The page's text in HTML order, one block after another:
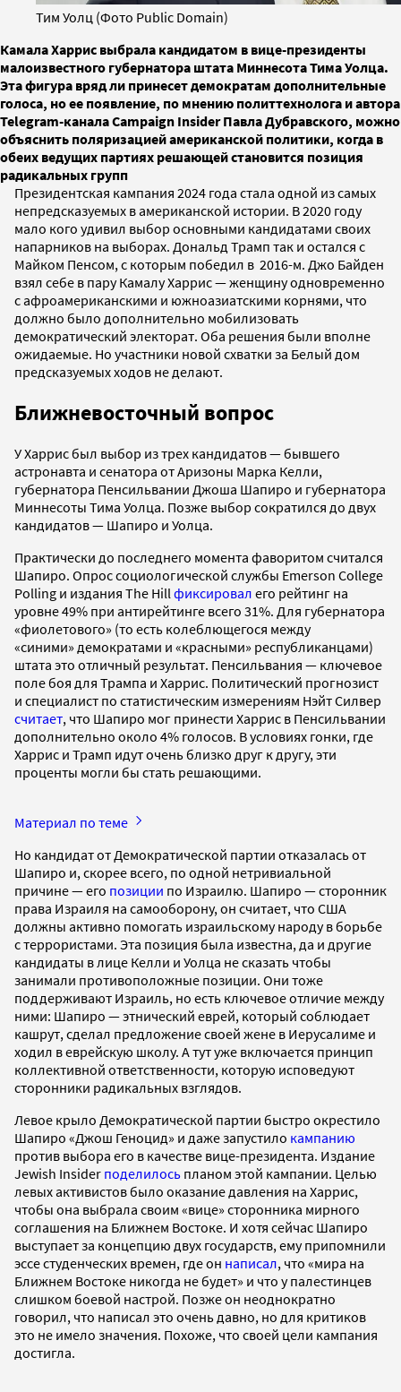
Тим Уолц (Фото Public Domain)
Камала Харрис выбрала кандидатом в вице-президенты
малоизвестного губернатора штата Миннесота Тима Уолца.
Эта фигура вряд ли принесет демократам дополнительные
голоса, но ее появление, по мнению политтехнолога и автора
Telegram-канала Campaign Insider Павла Дубравского, можно
объяснить поляризацией американской политики, когда в
обеих ведущих партиях решающей становится позиция
радикальных групп
Президентская кампания 2024 года стала одной из самых
непредсказуемых в американской истории. В 2020 году
мало кого удивил выбор основными кандидатами своих
напарников на выборах. Дональд Трамп так и остался с
Майком Пенсом, с которым победил в 2016-м. Джо Байден
взял себе в пару Камалу Харрис — женщину одновременно
с афроамериканскими и южноазиатскими корнями, что
должно было дополнительно мобилизовать
демократический электорат. Оба решения были вполне
ожидаемые. Но участники новой схватки за Белый дом
предсказуемых ходов не делают.
Ближневосточный вопрос
У Харрис был выбор из трех кандидатов — бывшего
астронавта и сенатора от Аризоны Марка Келли,
губернатора Пенсильвании Джоша Шапиро и губернатора
Миннесоты Тима Уолца. Позже выбор сократился до двух
кандидатов — Шапиро и Уолца.
Практически до последнего момента фаворитом считался
Шапиро. Опрос социологической службы Emerson College
Polling и издания The Hill фиксировал его рейтинг на
уровне 49% при антирейтинге всего 31%. Для губернатора
«фиолетового» (то есть колеблющегося между
«синими» демократами и «красными» республиканцами)
штата это отличный результат. Пенсильвания — ключевое
поле боя для Трампа и Харрис. Политический прогнозист
и специалист по статистическим измерениям Нэйт Силвер
считает, что Шапиро мог принести Харрис в Пенсильвании
дополнительно около 4% голосов. В условиях гонки, где
Харрис и Трамп идут очень близко друг к другу, эти
проценты могли бы стать решающими.
Материал по теме
Но кандидат от Демократической партии отказалась от
Шапиро и, скорее всего, по одной нетривиальной
причине — его позиции по Израилю. Шапиро — сторонник
права Израиля на самооборону, он считает, что США
должны активно помогать израильскому народу в борьбе
с террористами. Эта позиция была известна, да и другие
кандидаты в лице Келли и Уолца не сказать чтобы
занимали противоположные позиции. Они тоже
поддерживают Израиль, но есть ключевое отличие между
ними: Шапиро — этнический еврей, который соблюдает
кашрут, сделал предложение своей жене в Иерусалиме и
ходил в еврейскую школу. А тут уже включается принцип
коллективной ответственности, которую исповедуют
сторонники радикальных взглядов.
Левое крыло Демократической партии быстро окрестило
Шапиро «Джош Геноцид» и даже запустило кампанию
против выбора его в качестве вице-президента. Издание
Jewish Insider поделилось планом этой кампании. Целью
левых активистов было оказание давления на Харрис,
чтобы она выбрала своим «вице» сторонника мирного
соглашения на Ближнем Востоке. И хотя сейчас Шапиро
выступает за концепцию двух государств, ему припомнили
эссе студенческих времен, где он написал, что «мира на
Ближнем Востоке никогда не будет» и что у палестинцев
слишком боевой настрой. Позже он неоднократно
говорил, что написал это очень давно, но для критиков
это не имело значения. Похоже, что своей цели кампания
достигла.